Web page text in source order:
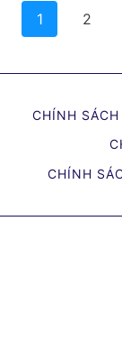
Page
1 2
CHÍNH
CHÍNH